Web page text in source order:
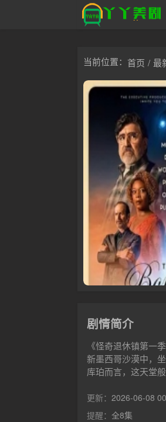
爱美剧
当前位置： 首页 / 最
剧情简介
《怪奇退休镇第一
新墨西哥沙漠中，
库珀而言，这天堂
怪咖：一位机智的
重视、被人低估的
更新： 2026-06-08
提醒： 全8集